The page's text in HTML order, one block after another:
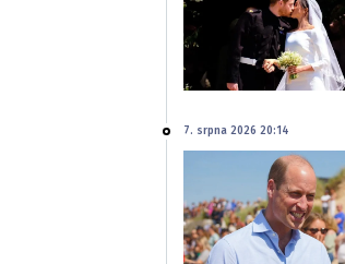
7. srpna 2026 20:14